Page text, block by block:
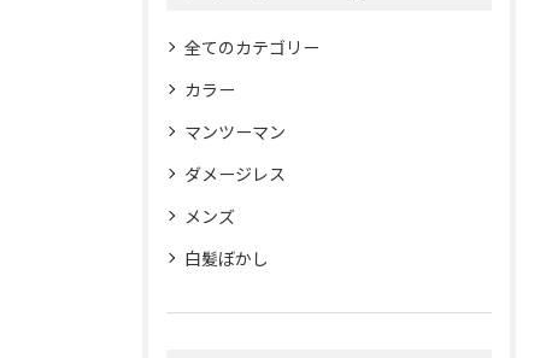
全てのカテゴリー
カラー
マンツーマン
ダメージレス
メンズ
白髪ぼかし